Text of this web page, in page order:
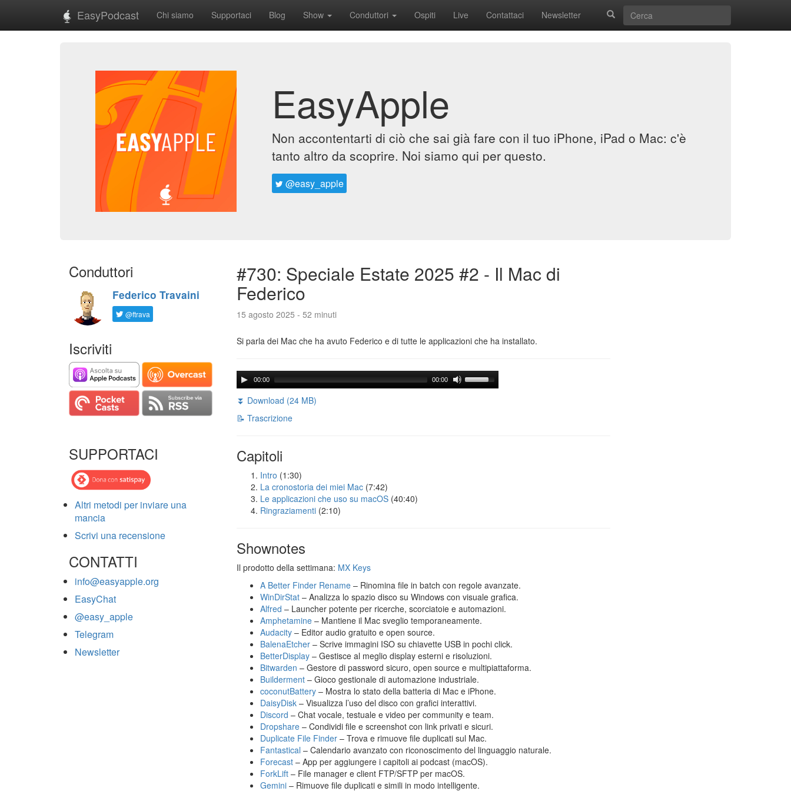
EasyPodcast Chi siamo Supportaci Blog Show Conduttori Ospiti Live Contattaci Newsletter
EasyApple
Non accontentarti di ciò che sai già fare con il tuo iPhone, iPad o Mac: c'è
tanto altro da scoprire. Noi siamo qui per questo.
@easy_apple
Conduttori
Federico Travaini
@ftrava
Iscriviti
SUPPORTACI
Altri metodi per inviare una
mancia
Scrivi una recensione
CONTATTI
info@easyapple.org
EasyChat
@easy_apple
Telegram
Newsletter
#730: Speciale Estate 2025 #2 - Il Mac di
Federico
15 agosto 2025 - 52 minuti
Si parla dei Mac che ha avuto Federico e di tutte le applicazioni che ha installato.
00:00 00:00
⏬ Download (24 MB)
📝 Trascrizione
Capitoli
Intro (1:30)
La cronostoria dei miei Mac (7:42)
Le applicazioni che uso su macOS (40:40)
Ringraziamenti (2:10)
Shownotes
Il prodotto della settimana: MX Keys
A Better Finder Rename – Rinomina file in batch con regole avanzate.
WinDirStat – Analizza lo spazio disco su Windows con visuale grafica.
Alfred – Launcher potente per ricerche, scorciatoie e automazioni.
Amphetamine – Mantiene il Mac sveglio temporaneamente.
Audacity – Editor audio gratuito e open source.
BalenaEtcher – Scrive immagini ISO su chiavette USB in pochi click.
BetterDisplay – Gestisce al meglio display esterni e risoluzioni.
Bitwarden – Gestore di password sicuro, open source e multipiattaforma.
Builderment – Gioco gestionale di automazione industriale.
coconutBattery – Mostra lo stato della batteria di Mac e iPhone.
DaisyDisk – Visualizza l’uso del disco con grafici interattivi.
Discord – Chat vocale, testuale e video per community e team.
Dropshare – Condividi file e screenshot con link privati e sicuri.
Duplicate File Finder – Trova e rimuove file duplicati sul Mac.
Fantastical – Calendario avanzato con riconoscimento del linguaggio naturale.
Forecast – App per aggiungere i capitoli ai podcast (macOS).
ForkLift – File manager e client FTP/SFTP per macOS.
Gemini – Rimuove file duplicati e simili in modo intelligente.